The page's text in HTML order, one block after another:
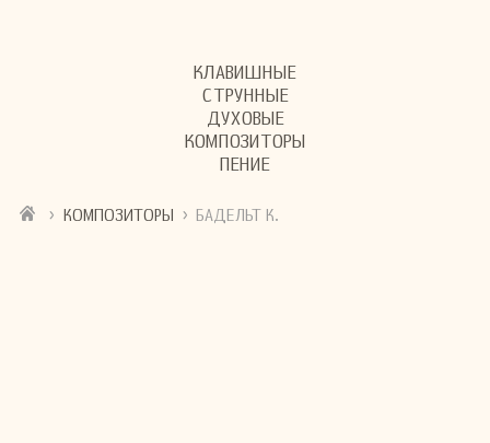
КЛАВИШНЫЕ
СТРУННЫЕ
ДУХОВЫЕ
КОМПОЗИТОРЫ
ПЕНИЕ
› КОМПОЗИТОРЫ › БАДЕЛЬТ К.